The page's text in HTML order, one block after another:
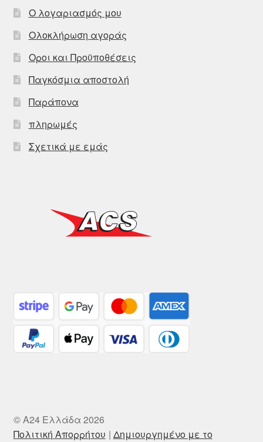
Ο λογαριασμός μου
Ολοκλήρωση αγοράς
Οροι και Προϋποθέσεις
Παγκόσμια αποστολή
Παράπονα
πληρωμές
Σχετικά με εμάς
© A24 Ελλάδα 2026
Πολιτική Απορρήτου
Δημιουργημένο με το